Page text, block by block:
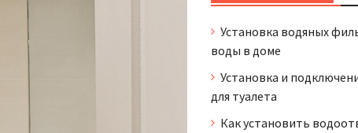
Установка водяных
воды в доме
Установка и
для туалета
Как установить